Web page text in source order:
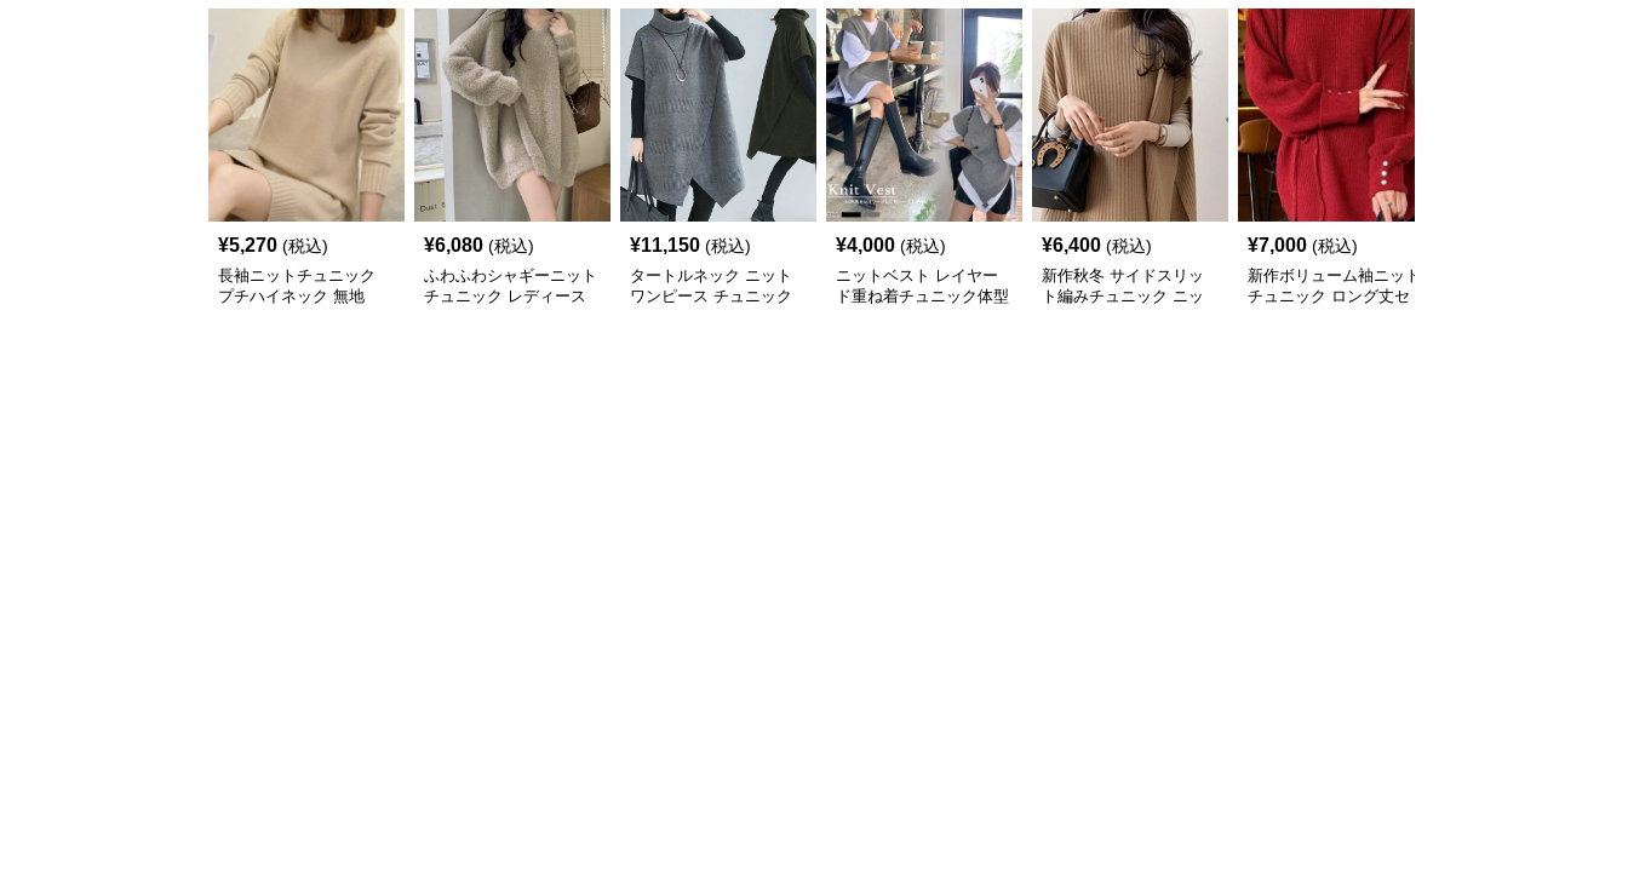
¥5,270 (税込)
長袖ニットチュニック
プチハイネック 無地
¥6,080 (税込)
ふわふわシャギーニット
チュニック レディース
¥11,150 (税込)
タートルネック ニット
ワンピース チュニック
¥4,000 (税込)
ニットベスト レイヤー
ド重ね着チュニック体型
¥6,400 (税込)
新作秋冬 サイドスリッ
ト編みチュニック ニッ
¥7,000 (税込)
新作ボリューム袖ニット
チュニック ロング丈セ